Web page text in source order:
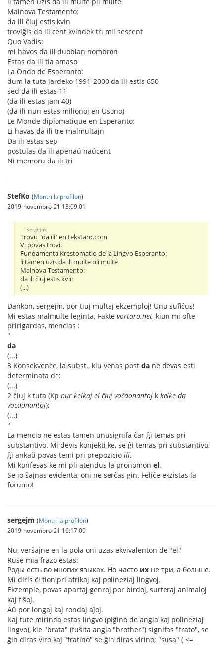
Malnova Testamento:
da ili ĉiuj estis kvin
troviĝis da ili cent kvindek tri mil sescent
Quo Vadis:
mi havos da ili duoblan nombron
Estas da ili tia amaso
La Ondo de Esperanto:
dum la tuta jardeko 1991-2000 da ili estis 650
sed da ili estas 11
(da ili estas jam 40)
(da ili nun estas milionoj en Usono)
Le Monde diplomatique en Esperanto:
Li havas da ili tre malmultajn
Da ili estas sep
postulas da ili apenaŭ naŭcent
Ni memoru da ili tri
StefKo (Montri la profilon)
2019-novembro-21 13:09:01
sergejm:
Trovu "da ili" en tekstaro.com
Vi povas trovi:
Fundamenta Krestomatio de la Lingvo Esperanto:
li tamen uzis da ili multe pli multe
Malnova Testamento:
da ili ĉiuj estis kvin
(...)
Dankon, sergejm, por tiuj multaj ekzemploj! Unu sufiĉus!
Mi estas malmulte leginta. Fakte vortaro.net, kiun mi ofte
pririgardas, mencias :
"
da
(...)
3 Konsekvence, la subst., kiu venas post da ne devas esti
determinata de:
(...)
2 ĉiuj k tuta (Kp nur kelkaj el ĉiuj voĉdonantoj k kelke da
voĉdonantoj);
(...)
"
La mencio ne estas tamen unusignifa ĉar ĝi temas pri
substantivo. Mi devis konjekti ke, se ĝi temas pri substantivo,
ĝi ankaŭ povas temi pri prepozicio ili.
Mi konfesas ke mi pli atendus la pronomon el.
Se io ŝajnas evidenta, oni ne serĉas gin. Feliĉe ekzistas la
forumo!
sergejm (Montri la profilon)
2019-novembro-21 16:17:09
Nu, verŝajne en la pola oni uzas ekvivalenton de "el"
Ruse mia frazo estas:
Роды есть во многих языках. Но часто их не три, а больше.
Mi diris ĉi tion pri afrikaj kaj polineziaj lingvoj.
Ekzemple, povas apartaj genroj por birdoj, surteraj animaloj
kaj fiŝoj.
Aŭ por longaj kaj rondaj aĵoj.
Kaj tute mirinda estas lingvo (piĝino de angla kaj polineziaj
lingvo), kie "brata" (fuŝita angla "brother") signifas "frato", se
ĝin diras viro kaj "fratino" se ĝin diras virino; "susa" ( <=